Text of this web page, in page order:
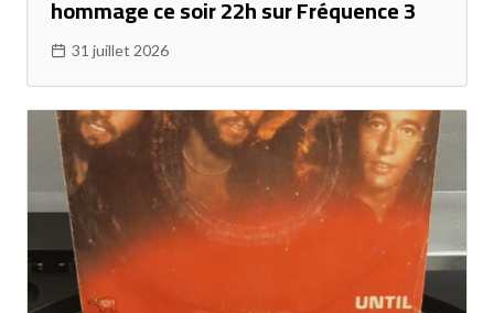
hommage ce soir 22h sur Fréquence 3
31 juillet 2026